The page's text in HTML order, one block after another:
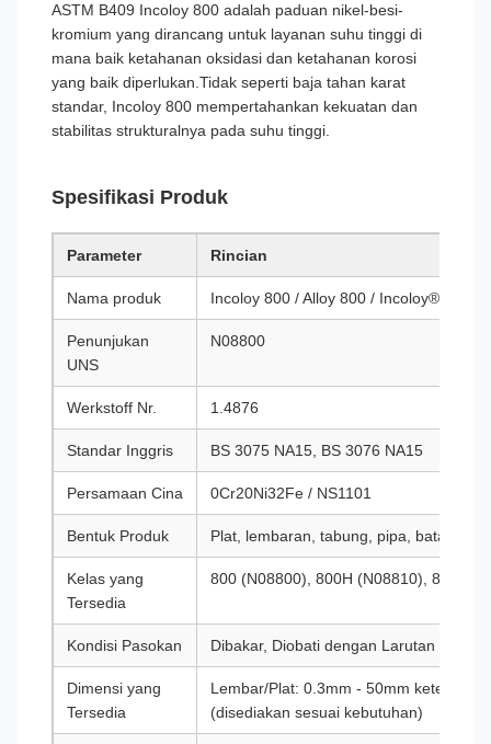
ASTM B409 Incoloy 800 adalah paduan nikel-besi-
kromium yang dirancang untuk layanan suhu tinggi di
mana baik ketahanan oksidasi dan ketahanan korosi
yang baik diperlukan.Tidak seperti baja tahan karat
standar, Incoloy 800 mempertahankan kekuatan dan
stabilitas strukturalnya pada suhu tinggi.
Spesifikasi Produk
Parameter Rincian
Nama produk Incoloy 800 / Alloy 800 / Incoloy® 800
Penunjukan
UNS
N08800
Werkstoff Nr. 1.4876
Standar Inggris BS 3075 NA15, BS 3076 NA15
Persamaan Cina 0Cr20Ni32Fe / NS1101
Bentuk Produk Plat, lembaran, tabung, pipa, batang,
Kelas yang
Tersedia
800 (N08800), 800H (N08810), 800HT
Kondisi Pasokan Dibakar, Diobati dengan Larutan
Dimensi yang
Tersedia
Lembar/Plat: 0.3mm - 50mm
(disediakan sesuai kebutuhan)